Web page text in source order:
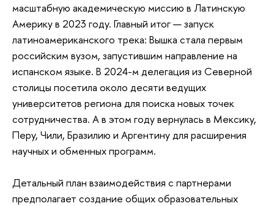
масштабную академическую миссию в Латинскую
Америку в 2023 году. Главный итог — запуск
латиноамериканского трека: Вышка стала первым
российским вузом, запустившим направление на
испанском языке. В 2024-м делегация из Северной
столицы посетила около десяти ведущих
университетов региона для поиска новых точек
сотрудничества. А в этом году вернулась в Мексику,
Перу, Чили, Бразилию и Аргентину для расширения
научных и обменных программ.
Детальный план взаимодействия с партнерами
предполагает создание общих образовательных